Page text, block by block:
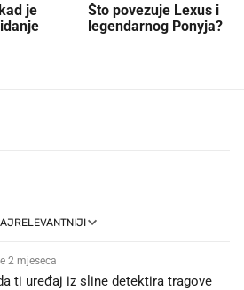
Što povezuje Lexus i
legendarnog Ponyja?
2 mjeseca
ti uređaj iz sline detektira tragove